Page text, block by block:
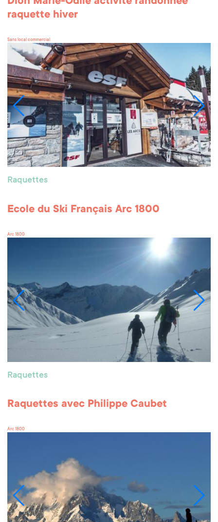
raquette hiver
Sans local commercial
Raquettes
Ecole du Ski Français Arc 1800
Arc 1800
Raquettes
Raquettes avec Philippe Caubet
Arc 1800